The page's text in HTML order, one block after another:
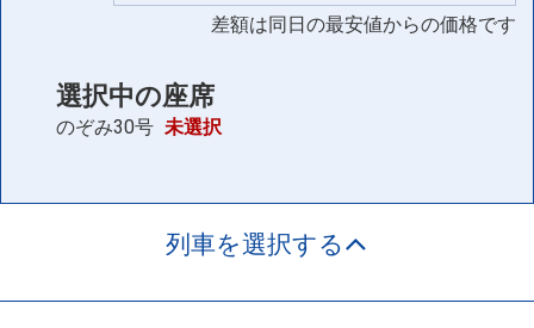
差額は同日の最安値からの価格です
選択中の座席
のぞみ30号 未選択
列車を選択する